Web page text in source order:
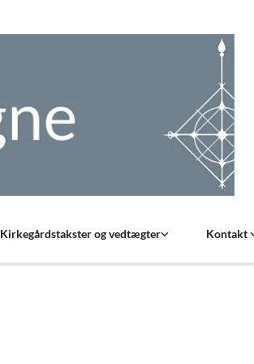
Kirkegårdstakster og vedtægter Kontakt